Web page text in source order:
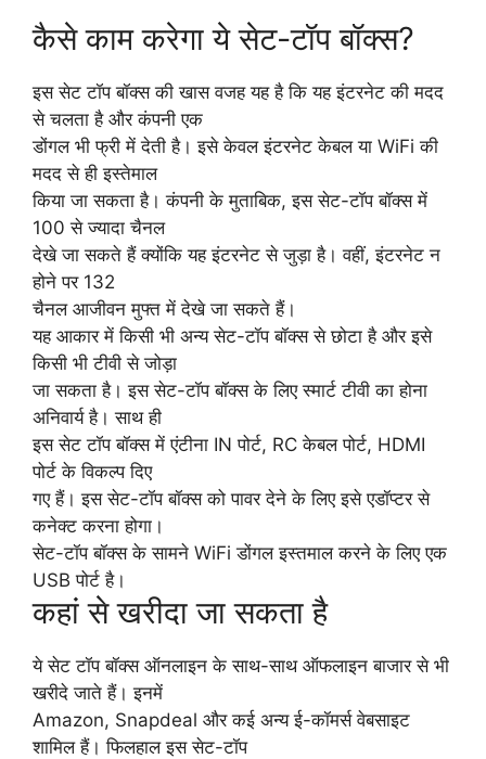
कैसे काम करेगा ये सेट-टॉप बॉक्स?
इस सेट टॉप बॉक्स की खास वजह यह है कि यह इंटरनेट की मदद
से चलता है और कंपनी एक
डोंगल भी फ्री में देती है। इसे केवल इंटरनेट केबल या WiFi की
मदद से ही इस्तेमाल
किया जा सकता है। कंपनी के मुताबिक, इस सेट-टॉप बॉक्स में
100 से ज्यादा चैनल
देखे जा सकते हैं क्योंकि यह इंटरनेट से जुड़ा है। वहीं, इंटरनेट न
होने पर 132
चैनल आजीवन मुफ्त में देखे जा सकते हैं।
यह आकार में किसी भी अन्य सेट-टॉप बॉक्स से छोटा है और इसे
किसी भी टीवी से जोड़ा
जा सकता है। इस सेट-टॉप बॉक्स के लिए स्मार्ट टीवी का होना
अनिवार्य है। साथ ही
इस सेट टॉप बॉक्स में एंटीना IN पोर्ट, RC केबल पोर्ट, HDMI
पोर्ट के विकल्प दिए
गए हैं। इस सेट-टॉप बॉक्स को पावर देने के लिए इसे एडॉप्टर से
कनेक्ट करना होगा।
सेट-टॉप बॉक्स के सामने WiFi डोंगल इस्तमाल करने के लिए एक
USB पोर्ट है।
कहां से खरीदा जा सकता है
ये सेट टॉप बॉक्स ऑनलाइन के साथ-साथ ऑफलाइन बाजार से भी
खरीदे जाते हैं। इनमें
Amazon, Snapdeal और कई अन्य ई-कॉमर्स वेबसाइट
शामिल हैं। फिलहाल इस सेट-टॉप